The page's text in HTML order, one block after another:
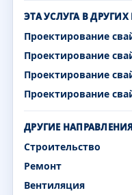
ЭТА УСЛУГА В
Проектирование
Проектирование
Проектирование
Проектирование
ДРУГИЕ НАПРАВЛЕНИЯ
Строительство
Ремонт
Вентиляция